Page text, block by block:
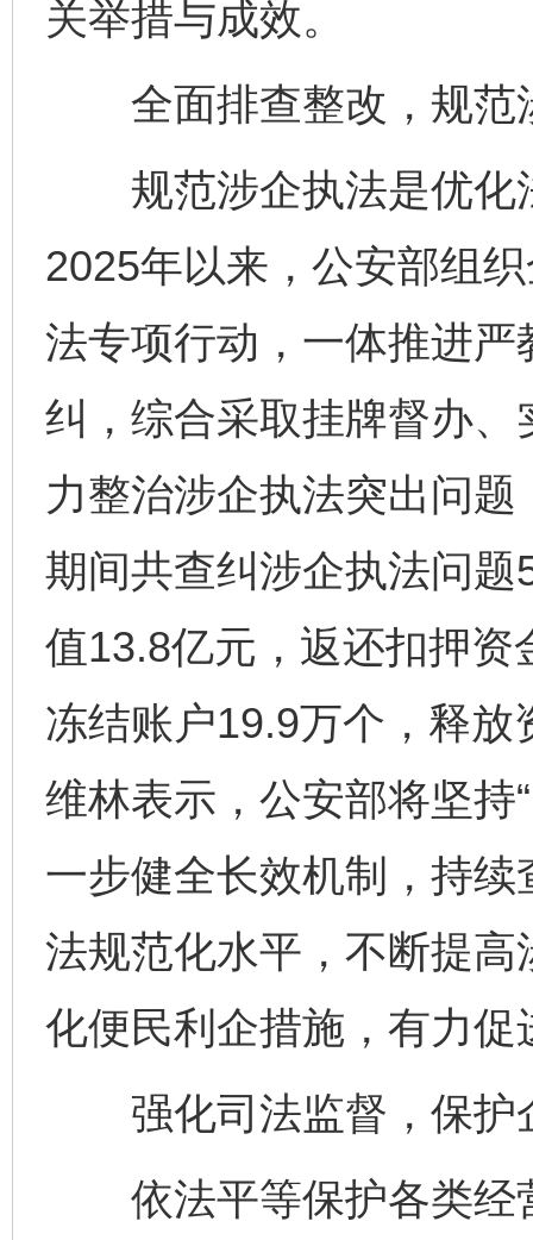
关举措与成效。
全面排查整改，规范
规范涉企执法是优化
2025年以来，公安部组
法专项行动，一体推进
纠，综合采取挂牌督办
力整治涉企执法突出问
期间共查纠涉企执法问
值13.8亿元，返还扣押
冻结账户19.9万个，释
维林表示，公安部将坚持
一步健全长效机制，持
法规范化水平，不断提
化便民利企措施，有力
强化司法监督，保护
依法平等保护各类经